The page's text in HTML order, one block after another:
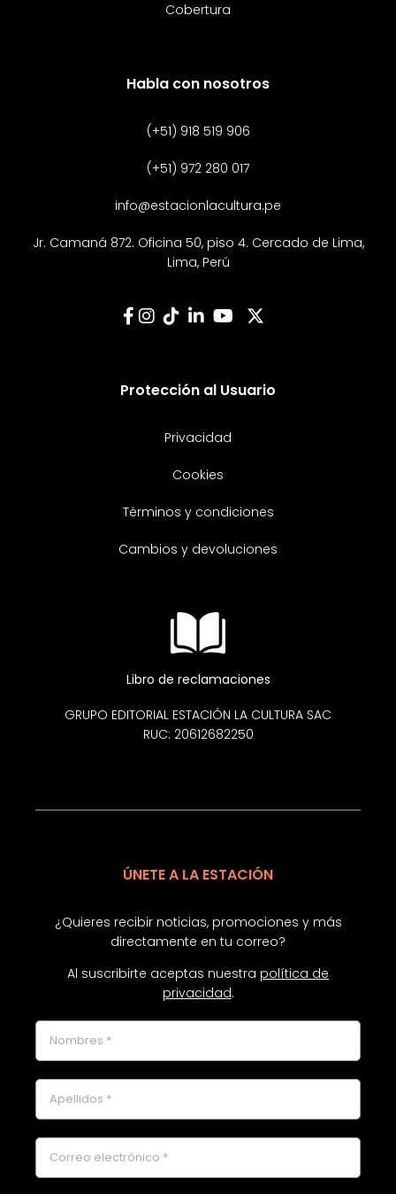
Cobertura
Habla con nosotros
(+51) 918 519 906
(+51) 972 280 017
info@estacionlacultura.pe
Jr. Camaná 872. Oficina 50, piso 4. Cercado de Lima,
Lima, Perú
Protección al Usuario
Privacidad
Cookies
Términos y condiciones
Cambios y devoluciones
Libro de reclamaciones
GRUPO EDITORIAL ESTACIÓN LA CULTURA SAC
RUC: 20612682250
ÚNETE A LA ESTACIÓN
¿Quieres recibir noticias, promociones y más
directamente en tu correo?
Al suscribirte aceptas nuestra política de
privacidad.